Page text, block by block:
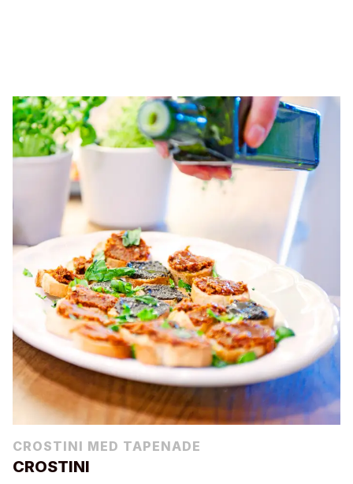
CROSTINI MED TAPENADE
CROSTINI